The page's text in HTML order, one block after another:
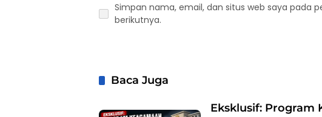
Simpan nama, email, dan situs web saya pada
berikutnya.
Baca Juga
Eksklusif: Program